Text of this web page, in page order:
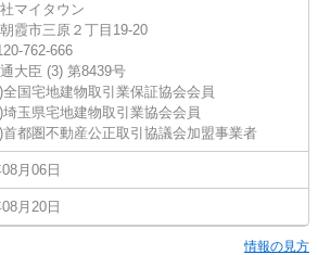
マイタウン
霞市三原２丁目19-20
762-666
大臣 (3) 第8439号
国宅地建物取引業保証協会会員
玉県宅地建物取引業協会会員
都圏不動産公正取引協議会加盟事業者
月06日
月20日
情報の見方